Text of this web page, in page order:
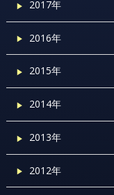
2017年
2016年
2015年
2014年
2013年
2012年